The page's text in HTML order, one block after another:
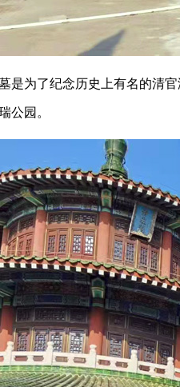
为了纪念历史上有名的清官
公园。